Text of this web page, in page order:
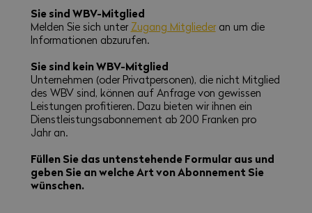
Sie sind WBV-Mitglied
Melden Sie sich unter Zugang Mitgliederan um die
Informationen abzurufen.
Sie sind kein WBV-Mitglied
Unternehmen (oder Privatpersonen), die nicht Mitglied
des WBV sind, können auf Anfrage von gewissen
Leistungen profitieren. Dazu bieten wir ihnen ein
Dienstleistungsabonnement ab 200 Franken pro
Jahr an.
Füllen Sie das untenstehende Formular aus und
geben Sie an welche Art von Abonnement Sie
wünschen.